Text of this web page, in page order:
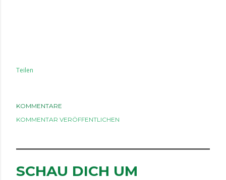
Teilen
KOMMENTARE
KOMMENTAR VERÖFFENTLICHEN
SCHAU DICH UM